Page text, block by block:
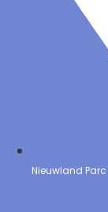
Nieuwland